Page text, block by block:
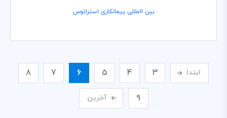
بین المللی پیمانکاری استراتوس
ابتدا 3
4
5
6
7
8
9 آخرین